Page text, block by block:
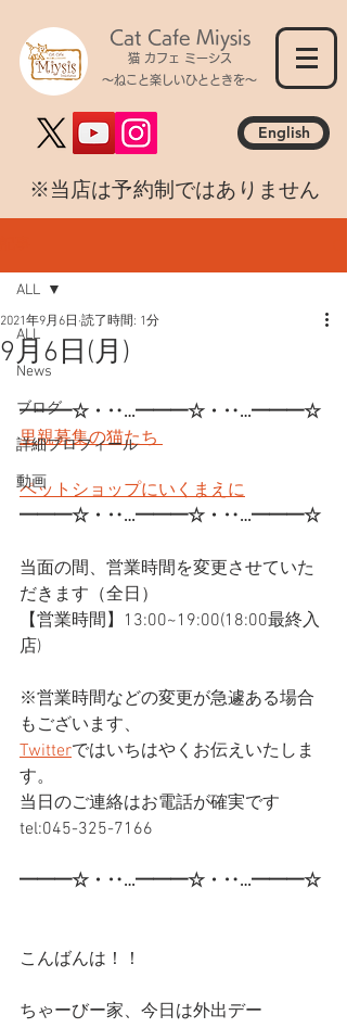
Cat Cafe Miysis
猫 カフェ ミーシス
～ねこと楽しいひとときを～
English
​※当店は予約制ではありません
ALL
News
ブログ
詳細プロフィール
動画
ALL
9月6日(月)
2021年9月6日 読了時間: 1分
━━━☆・‥…━━━☆・‥…━━━☆
里親募集の猫たち
ペットショップにいくまえに
━━━☆・‥…━━━☆・‥…━━━☆
当面の間、営業時間を変更させていた
だきます（全日）
【営業時間】13:00~19:00(18:00最終入
店)
※営業時間などの変更が急遽ある場合
もございます、
Twitterではいちはやくお伝えいたしま
す。
当日のご連絡はお電話が確実です
tel:045-325-7166
━━━☆・‥…━━━☆・‥…━━━☆
こんばんは！！
ちゃーびー家、今日は外出デー